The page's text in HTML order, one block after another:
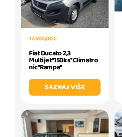
17.500,00 €
Fiat Ducato 2,3
Multijet*150ks*Climatro
nic*Rampa*
SAZNAJ VIŠE